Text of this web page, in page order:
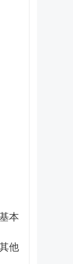
本
他